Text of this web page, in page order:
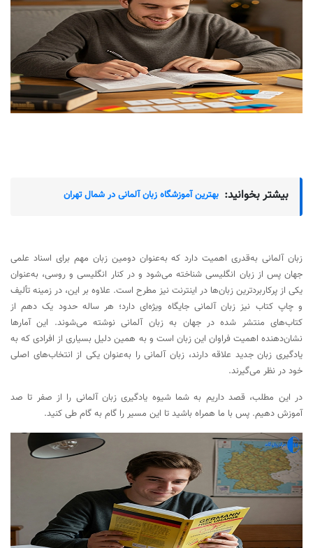
آزمون‌های زبان آلمانی برای سنجش پیشرفت
بیشتر بخوانید: بهترین آموزشگاه زبان آلمانی در شمال تهران
زبان آلمانی به‌قدری اهمیت دارد که به‌عنوان دومین زبان مهم برای اسناد علمی
جهان پس از زبان انگلیسی شناخته می‌شود و در کنار انگلیسی و روسی، به‌عنوان
یکی از پرکاربردترین زبان‌ها در اینترنت نیز مطرح است. علاوه بر این، در زمینه تألیف
و چاپ کتاب نیز زبان آلمانی جایگاه ویژه‌ای دارد؛ هر ساله حدود یک دهم از
کتاب‌های منتشر شده در جهان به زبان آلمانی نوشته می‌شوند. این آمارها
نشان‌دهنده اهمیت فراوان این زبان است و به همین دلیل بسیاری از افرادی که به
یادگیری زبان جدید علاقه دارند، زبان آلمانی را به‌عنوان یکی از انتخاب‌های اصلی
خود در نظر می‌گیرند.
در این مطلب، قصد داریم به شما شیوه یادگیری زبان آلمانی را از صفر تا صد
آموزش دهیم. پس با ما همراه باشید تا این مسیر را گام به گام طی کنید.